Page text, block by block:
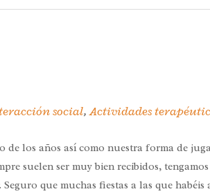
social,Actividades
los años así como nuestra forma de
suelen ser muy bien recibidos,
que muchas fiestas a las que